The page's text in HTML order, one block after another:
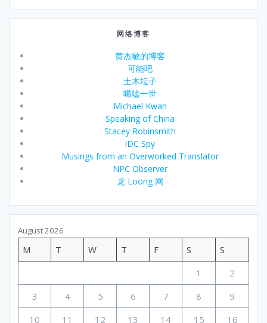
网络博客
黄杰敏的博客
可能吧
土木坛子
唏嘘一世
Michael Kwan
Speaking of China
Stacey Robinsmith
IDC Spy
Musings from an Overworked Translator
NPC Observer
龙 Loong 网
August 2026
M T W T F S
S
1
2
3
4 5 6 7 8
9
10
11 12 13 14 15
16